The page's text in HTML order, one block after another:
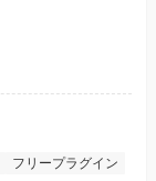
フリープラグイン